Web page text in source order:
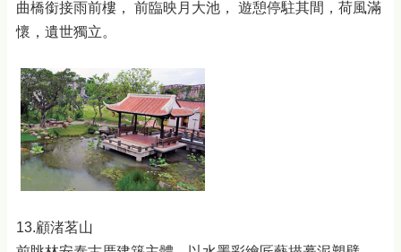
曲橋銜接雨前樓， 前臨映月大池， 遊憩停駐其間，荷風滿
懷，遺世獨立。
13.顧渚茗山